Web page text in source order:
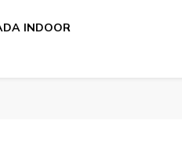
INDOOR